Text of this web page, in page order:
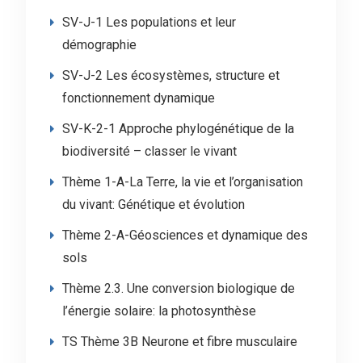
SV-J-1 Les populations et leur
démographie
SV-J-2 Les écosystèmes, structure et
fonctionnement dynamique
SV-K-2-1 Approche phylogénétique de la
biodiversité – classer le vivant
Thème 1-A-La Terre, la vie et l’organisation
du vivant: Génétique et évolution
Thème 2-A-Géosciences et dynamique des
sols
Thème 2.3. Une conversion biologique de
l’énergie solaire: la photosynthèse
TS Thème 3B Neurone et fibre musculaire